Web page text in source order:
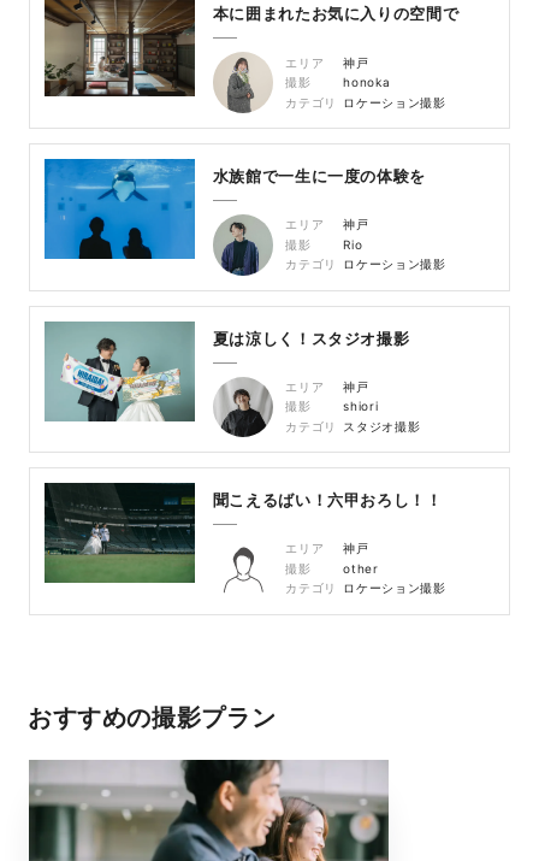
本に囲まれたお気に入りの空間で
エリア
神戸
撮影
honoka
カテゴリ
ロケーション撮影
水族館で一生に一度の体験を
エリア
神戸
撮影
Rio
カテゴリ
ロケーション撮影
夏は涼しく！スタジオ撮影
エリア
神戸
撮影
shiori
カテゴリ
スタジオ撮影
聞こえるばい！六甲おろし！！
エリア
神戸
撮影
other
カテゴリ
ロケーション撮影
おすすめの撮影プラン